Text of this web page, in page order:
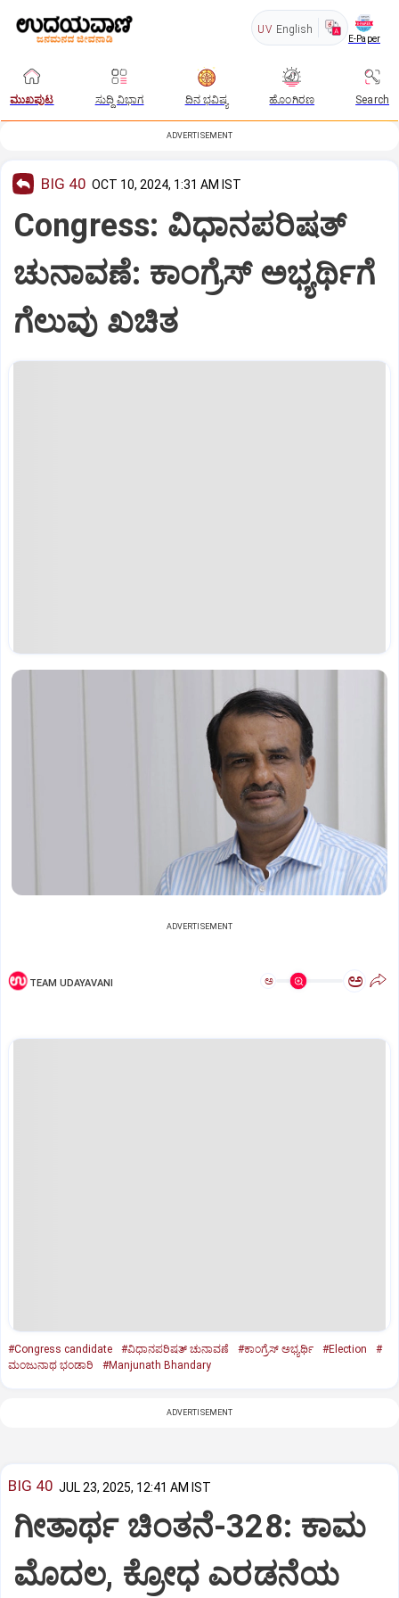
UV English
E-Paper
ಮುಖಪುಟ ಸುದ್ದಿ ವಿಭಾಗ ದಿನ ಭವಿಷ್ಯ ಹೊಂಗಿರಣ Search
ADVERTISEMENT
BIG 40 OCT 10, 2024, 1:31 AM IST
Congress: ವಿಧಾನಪರಿಷತ್‌
ಚುನಾವಣೆ: ಕಾಂಗ್ರೆಸ್‌ ಅಭ್ಯರ್ಥಿಗೆ
ಗೆಲುವು ಖಚಿತ
ADVERTISEMENT
TEAM UDAYAVANI ಅ ಅ
#Congress candidate #ವಿಧಾನಪರಿಷತ್‌ ಚುನಾವಣೆ #ಕಾಂಗ್ರೆಸ್‌ ಅಭ್ಯರ್ಥಿ #Election
#
ಮಂಜುನಾಥ ಭಂಡಾರಿ
#Manjunath Bhandary
ADVERTISEMENT
BIG 40 JUL 23, 2025, 12:41 AM IST
ಗೀತಾರ್ಥ ಚಿಂತನೆ-328: ಕಾಮ
ಮೊದಲ, ಕ್ರೋಧ ಎರಡನೆಯ